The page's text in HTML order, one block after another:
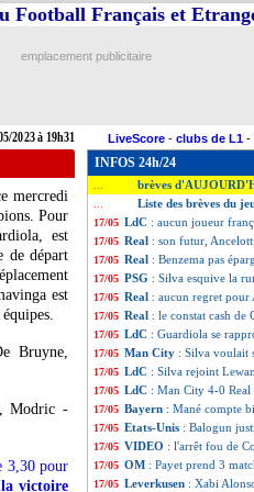
2023 à 19h31
Football Français et
emplacement publicitaire
LiveScore - clubs de L1 -
mercredi
Pour
est
de départ
est
Bruyne,
Modric -
3,30 pour
victoire
INFOS 24h/24
brèves
Liste des brèves du
17/05 LdC : aucun joueur
17/05 Real : son futur,
17/05 Real : Benzema pas
17/05 PSG : Silva esquive la
17/05 Real : aucun regret pour
17/05 Real : le constat cash de
17/05 LdC : Guardiola se
17/05 Man City : Silva voulait
17/05 LdC : Silva rejoint
17/05 LdC : Man City 4-0
17/05 Bayern : Mané compte
17/05 Etats-Unis : Balogun
17/05 VIDEO : l'arrêt fou de
17/05 OM : Payet prend 3
17/05 Leverkusen : Xabi